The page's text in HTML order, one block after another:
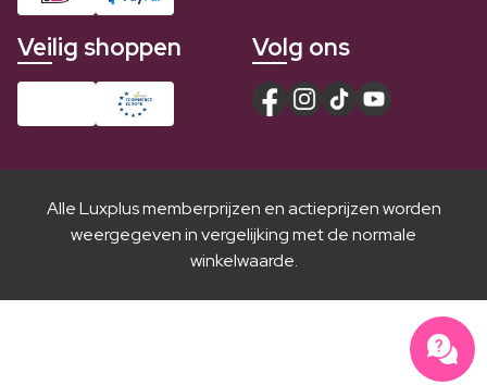
Veilig shoppen Volg ons
Alle Luxplus memberprijzen en actieprijzen worden
weergegeven in vergelijking met de normale
winkelwaarde.